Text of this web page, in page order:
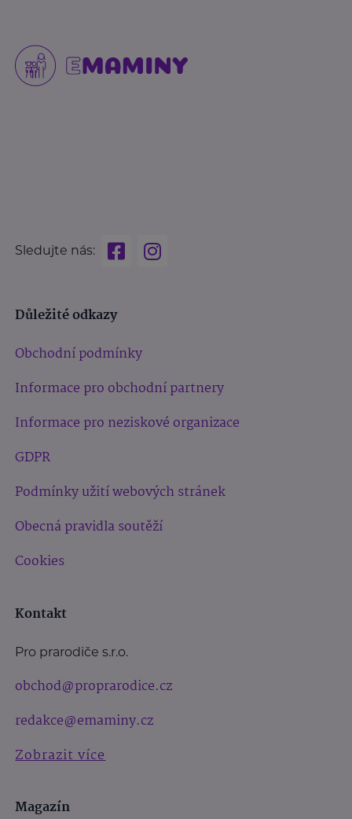
Sledujte nás:
Důležité odkazy
Obchodní podmínky
Informace pro obchodní partnery
Informace pro neziskové organizace
GDPR
Podmínky užití webových stránek
Obecná pravidla soutěží
Cookies
Kontakt
Pro prarodiče s.r.o.
obchod@proprarodice.cz
redakce@emaminy.cz
Zobrazit více
Magazín